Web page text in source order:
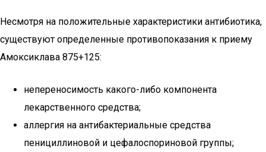
Несмотря на положительные характеристики антибиотика,
существуют определенные противопоказания к приему
Амоксиклава 875+125:
непереносимость какого-либо компонента
лекарственного средства;
аллергия на антибактериальные средства
пенициллиновой и цефалоспориновой группы;